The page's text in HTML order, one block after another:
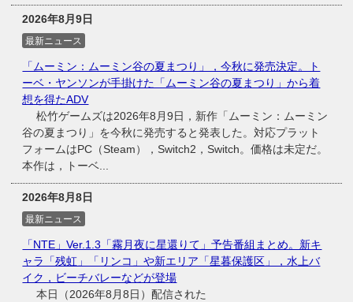
2026年8月9日
最新ニュース
「ムーミン：ムーミン谷の夏まつり」，今秋に発売決定。ト
ーベ・ヤンソンが手掛けた「ムーミン谷の夏まつり」から着
想を得たADV
松竹ゲームズは2026年8月9日，新作「ムーミン：ムーミン
谷の夏まつり」を今秋に発売すると発表した。対応プラット
フォームはPC（Steam），Switch2，Switch。価格は未定だ。
本作は，トーベ...
2026年8月8日
最新ニュース
「NTE」Ver.1.3「霧月夜に星還りて」予告番組まとめ。新キ
ャラ「残虹」「リンコ」や新エリア「星暮保護区」，水上バ
イク，ビーチバレーなどが登場
本日（2026年8月8日）配信された